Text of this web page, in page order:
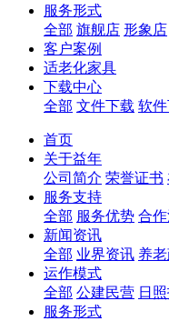
服务形式
全部 旗舰店 形象店
客户案例
适老化家具
下载中心
全部 文件下载 软
首页
关于益年
公司简介 荣誉证书
服务支持
全部 服务优势 合
新闻资讯
全部 业界资讯 养
运作模式
全部 公建民营 日
服务形式